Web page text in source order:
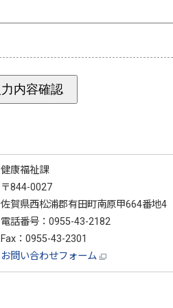
健康福祉課
〒844-0027
佐賀県西松浦郡有田町南原甲664番地4
電話番号： 0955-43-2182
Fax：0955-43-2301
お問い合わせフォーム